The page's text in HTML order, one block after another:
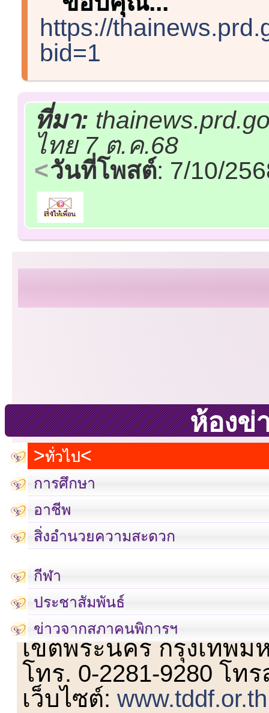
https://
bid=1
ที่มา:
ไทย 7 ต.ค.68
วันที่โพสต์: 7/10/
ห้องข่
ทั่วไป
การศึกษา
อาชีพ
สิ่งอำนวยความสะดวก
กีฬา
ประชาสัมพันธ์
ข่าวจากสภาคนพิการฯ
เลขที่ 23 ชั้น 2 ถนนวิ
เขตพระนคร กรุงเทพม
โทร. 0-2281-9280 โท
เว็บไซต์:www.tddf.or.th